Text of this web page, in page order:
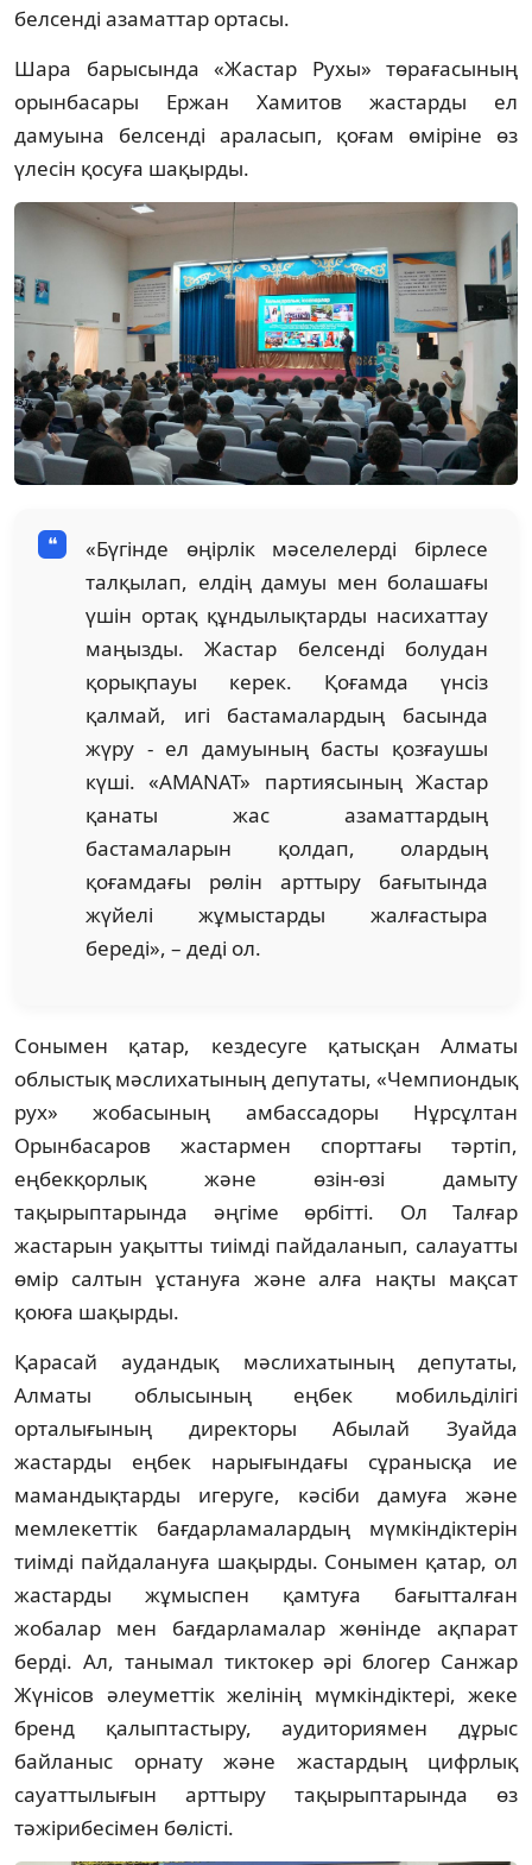
белсенді азаматтар ортасы.
Шара барысында «Жастар Рухы» төрағасының
орынбасары Ержан Хамитов жастарды ел
дамуына белсенді араласып, қоғам өміріне өз
үлесін қосуға шақырды.
«Бүгінде өңірлік мәселелерді бірлесе
талқылап, елдің дамуы мен болашағы
үшін ортақ құндылықтарды насихаттау
маңызды. Жастар белсенді болудан
қорықпауы керек. Қоғамда үнсіз
қалмай, игі бастамалардың басында
жүру - ел дамуының басты қозғаушы
күші. «AMANAT» партиясының Жастар
қанаты жас азаматтардың
бастамаларын қолдап, олардың
қоғамдағы рөлін арттыру бағытында
жүйелі жұмыстарды жалғастыра
береді», – деді ол.
Сонымен қатар, кездесуге қатысқан Алматы
облыстық мәслихатының депутаты, «Чемпиондық
рух» жобасының амбассадоры Нұрсұлтан
Орынбасаров жастармен спорттағы тәртіп,
еңбекқорлық және өзін-өзі дамыту
тақырыптарында әңгіме өрбітті. Ол Талғар
жастарын уақытты тиімді пайдаланып, салауатты
өмір салтын ұстануға және алға нақты мақсат
қоюға шақырды.
Қарасай аудандық мәслихатының депутаты,
Алматы облысының еңбек мобильділігі
орталығының директоры Абылай Зуайда
жастарды еңбек нарығындағы сұранысқа ие
мамандықтарды игеруге, кәсіби дамуға және
мемлекеттік бағдарламалардың мүмкіндіктерін
тиімді пайдалануға шақырды. Сонымен қатар, ол
жастарды жұмыспен қамтуға бағытталған
жобалар мен бағдарламалар жөнінде ақпарат
берді. Ал, танымал тиктокер әрі блогер Санжар
Жүнісов әлеуметтік желінің мүмкіндіктері, жеке
бренд қалыптастыру, аудиториямен дұрыс
байланыс орнату және жастардың цифрлық
сауаттылығын арттыру тақырыптарында өз
тәжірибесімен бөлісті.